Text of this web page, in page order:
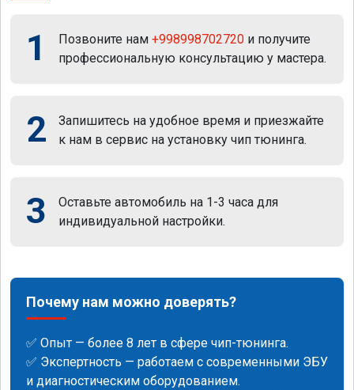
1 Позвоните нам +998998702720 и получите
профессиональную консультацию у мастера.
2
Запишитесь на удобное время и приезжайте
к нам в сервис на установку чип тюнинга.
3
Оставьте автомобиль на 1-3 часа для
индивидуальной настройки.
Почему нам можно доверять?
✅ Опыт — более 8 лет в сфере чип-тюнинга.
✅ Экспертность — работаем с современными ЭБУ
и диагностическим оборудованием.